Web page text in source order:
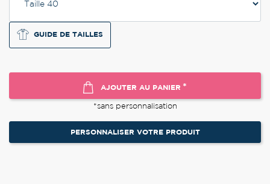
GUIDE DE TAILLES
AJOUTER AU PANIER *
*sans personnalisation
PERSONNALISER VOTRE PRODUIT